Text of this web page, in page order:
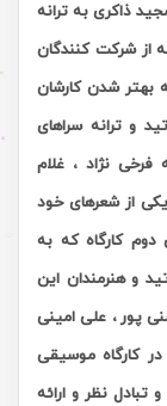
ذاکری به ترانه
از شرکت کنندگان
بهتر شدن کارشان
و ترانه سراهای
نژاد ، غلام
از شعرهای خود
کارگاه که به
18 با حضور اساتید و هنرمندان این
پور ، علی امینی
کارگاه موسیقی
نظر و ارائه